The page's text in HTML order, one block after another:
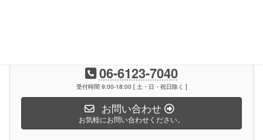
06-6123-7040
受付時間 9:00-18:00 [ 土・日・祝日除く ]
お問い合わせ
お気軽にお問い合わせください。